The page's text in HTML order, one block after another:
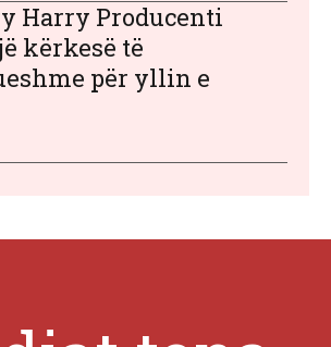
Harry Producenti
kërkesë të
për yllin e